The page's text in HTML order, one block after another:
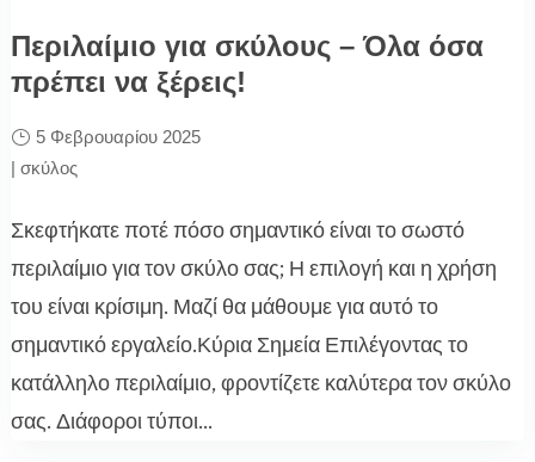
Περιλαίμιο για σκύλους – Όλα όσα
πρέπει να ξέρεις!
5 Φεβρουαρίου 2025
| σκύλος
Σκεφτήκατε ποτέ πόσο σημαντικό είναι το σωστό
περιλαίμιο για τον σκύλο σας; Η επιλογή και η χρήση
του είναι κρίσιμη. Μαζί θα μάθουμε για αυτό το
σημαντικό εργαλείο.Κύρια Σημεία Επιλέγοντας το
κατάλληλο περιλαίμιο, φροντίζετε καλύτερα τον σκύλο
σας. Διάφοροι τύποι...